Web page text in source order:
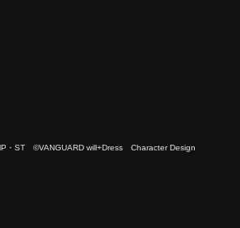
ST ©VANGUARD will+Dress Character Design